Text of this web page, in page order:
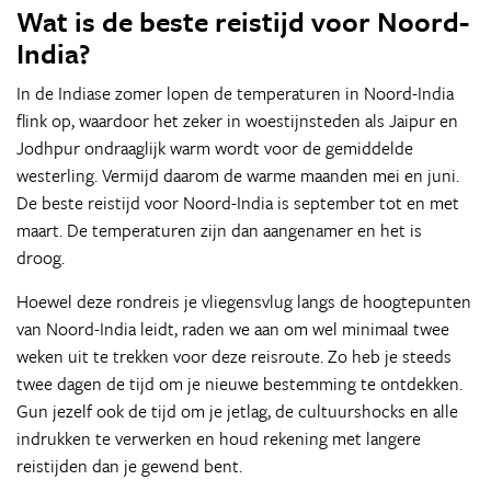
Wat is de beste reistijd voor Noord-
India?
In de Indiase zomer lopen de temperaturen in Noord-India
flink op, waardoor het zeker in woestijnsteden als Jaipur en
Jodhpur ondraaglijk warm wordt voor de gemiddelde
westerling. Vermijd daarom de warme maanden mei en juni.
De beste reistijd voor Noord-India is september tot en met
maart. De temperaturen zijn dan aangenamer en het is
droog.
Hoewel deze rondreis je vliegensvlug langs de hoogtepunten
van Noord-India leidt, raden we aan om wel minimaal twee
weken uit te trekken voor deze reisroute. Zo heb je steeds
twee dagen de tijd om je nieuwe bestemming te ontdekken.
Gun jezelf ook de tijd om je jetlag, de cultuurshocks en alle
indrukken te verwerken en houd rekening met langere
reistijden dan je gewend bent.